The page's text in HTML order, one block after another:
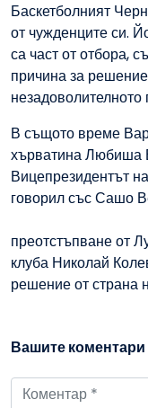
Баскетболният
от чужденците си.
са част от отбора,
причина за
В същото време
хърватина Любиша
Вицепрезидентът
говорил със Сашо
преотстъпване от
клуба Николай
решение от страна
Вашите коментари